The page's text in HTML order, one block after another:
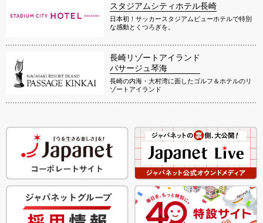
スタジアムシティホテル長崎
日本初！サッカースタジアムビューホテルで特別
な感動とくつろぎを。
長崎リゾートアイランド
パサージュ琴海
長崎の内海・大村湾に面したゴルフ＆ホテルのリ
ゾートアイランド